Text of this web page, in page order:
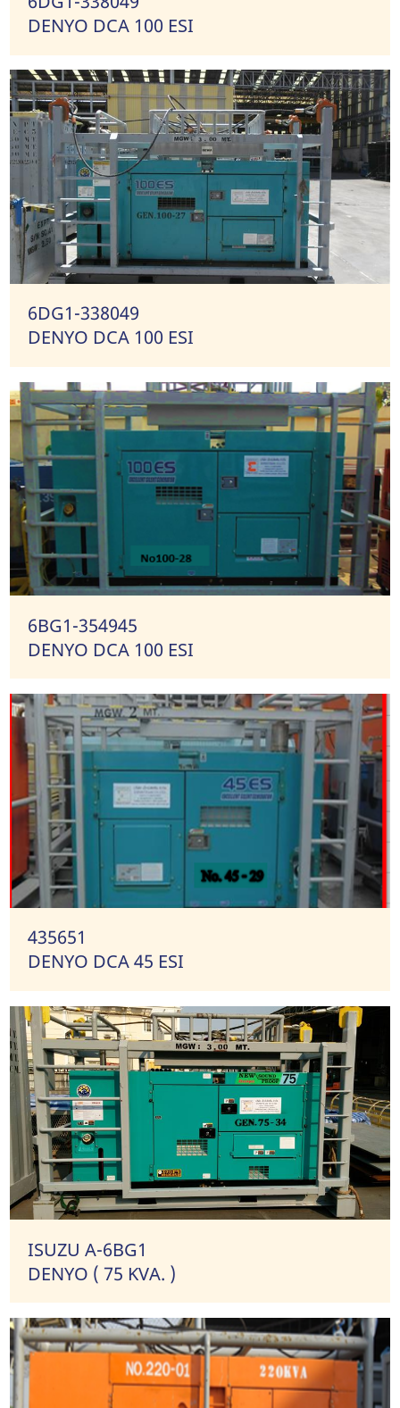
DENYO DCA 100 ESI
6DG1-338049
DENYO DCA 100 ESI
6BG1-354945
DENYO DCA 100 ESI
435651
DENYO DCA 45 ESI
ISUZU A-6BG1
DENYO ( 75 KVA. )